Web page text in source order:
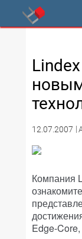
12.07.2007
Компания
Edge-